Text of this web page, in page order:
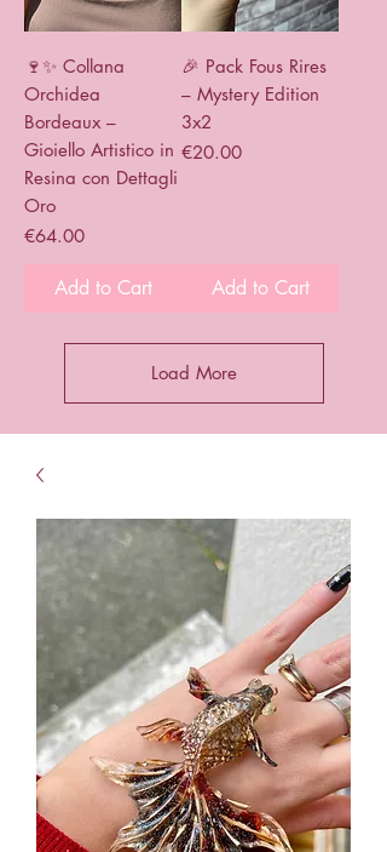
🍷✨ Collana
Orchidea
Bordeaux –
Gioiello Artistico in
Resina con Dettagli
Oro
Price
€64.00
Add to Cart
🎉 Pack Fous Rires
– Mystery Edition
3x2
Price
€20.00
Add to Cart
Load More